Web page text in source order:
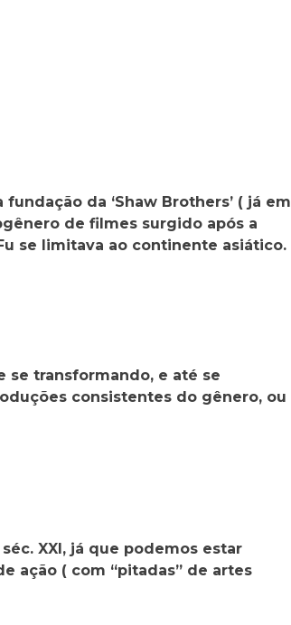
da ‘Shaw Brothers’ ( já em
de filmes surgido após a
se limitava ao continente asiático.
se transformando, e até se
consistentes do gênero, ou
XXI, já que podemos estar
ação ( com “pitadas” de artes